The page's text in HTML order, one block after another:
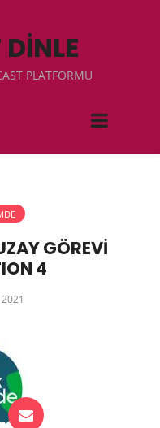
PLATFORMU
GÖREVİ
4